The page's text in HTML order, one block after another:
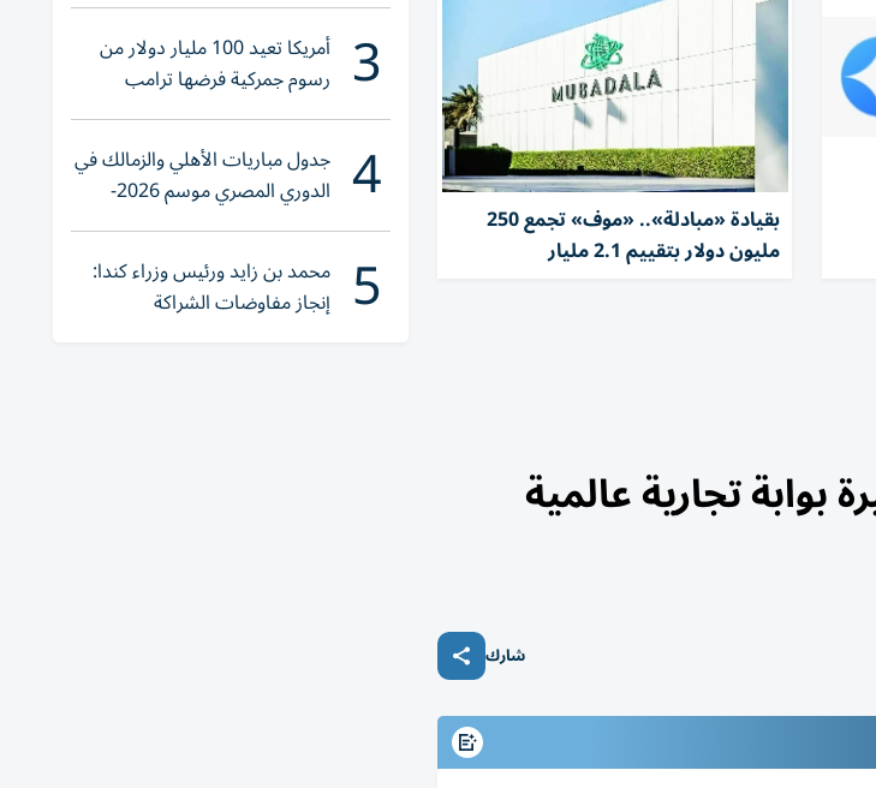
بقيادة «مبادلة».. «موف» تجمع 250
مليون دولار بتقييم 2.1 مليار
بوابة تجارية عالمية
شارك
3 أمريكا تعيد 100 مليار دولار من
رسوم جمركية فرضها ترامب
4 جدول مباريات الأهلي والزمالك في
الدوري المصري موسم 2026-
2027
5 محمد بن زايد ورئيس وزراء كندا:
إنجاز مفاوضات الشراكة